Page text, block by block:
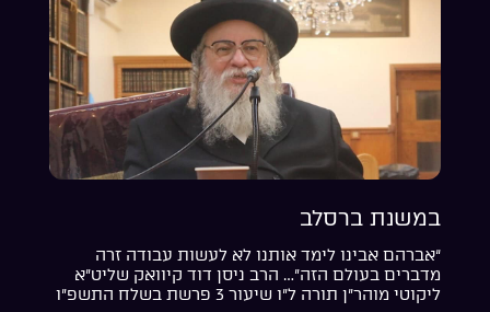
במשנת ברסלב
“אברהם אבינו לימד אותנו לא לעשות עבודה זרה
מדברים בעולם הזה”… הרב ניסן דוד קיוואק שליט”א
ליקוטי מוהר”ן תורה ל”ו שיעור 3 פרשת בשלח התשפ”ו